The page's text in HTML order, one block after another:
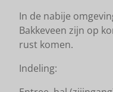
In de nabije
Bakkeveen zijn op
rust komen.
Indeling: